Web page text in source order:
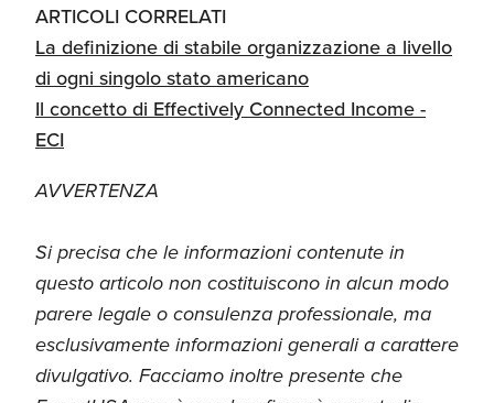
ARTICOLI CORRELATI
La definizione di stabile organizzazione a livello
di ogni singolo stato americano
Il concetto di Effectively Connected Income -
ECI
AVVERTENZA
Si precisa che le informazioni contenute in
questo articolo non costituiscono in alcun modo
parere legale o consulenza professionale, ma
esclusivamente informazioni generali a carattere
divulgativo. Facciamo inoltre presente che